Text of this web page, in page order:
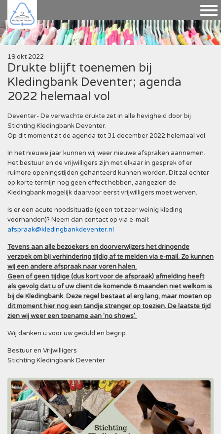
19 okt 2022
Drukte blijft toenemen bij
Kledingbank Deventer; agenda
2022 helemaal vol
Deventer- De verwachte drukte zet in alle hevigheid door bij
Stichting Kledingbank Deventer.
Op dit moment zit de agenda tot 31 december 2022 helemaal vol.
In het nieuwe jaar kunnen wij weer nieuwe afspraken aannemen.
Het bestuur en de vrijwilligers zijn met elkaar in gesprek of er
ruimere openingstijden gehanteerd kunnen worden. Dit zal echter
op korte termijn nog geen effect hebben, aangezien de
Kledingbank mogelijk daarvoor eerst vrijwilligers moet werven.
Is er een acute noodsituatie (geen tot zeer weinig kleding
voorhanden)? Neem dan contact op via e-mail:
afspraak@kledingbankdeventer.nl
Tevens aan alle bezoekers en doorverwijzers het dringende
verzoek om bij verhindering tijdig af te melden via e-mail. Zo kunnen
wij een andere afspraak naar voren halen.
Geen of geen tijdige (dus kort voor de afspraak) afmelding heeft
als gevolg dat u of uw client de komende 6 maanden niet welkom is
bij de Kledingbank. Deze regel bestaat al erg lang, maar moeten op
dit moment hier nog een tandje strenger op toezien. De laatste tijd
zien wij weer een toename aan 'no shows'.
Wij danken u voor uw geduld en begrip.
Bestuur en Vrijwilligers
Stichting Kledingbank Deventer